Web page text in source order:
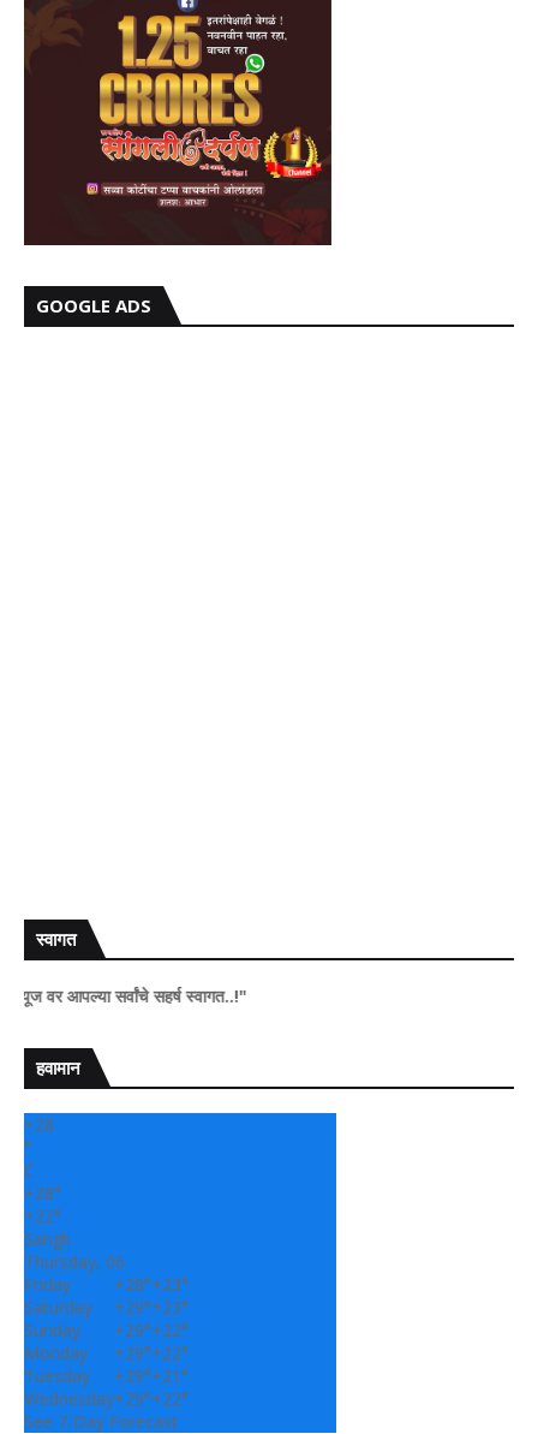
GOOGLE ADS
स्वागत
आपल्या सर्वांचे सहर्ष स्वागत..!"
हवामान
+28
°
C
+28°
+22°
Sangli
Thursday, 06
Friday
+28°+23°
Saturday
+29°+23°
Sunday
+29°+22°
Monday
+29°+22°
Tuesday
+29°+21°
Wednesday+29°+22°
See 7-Day Forecast